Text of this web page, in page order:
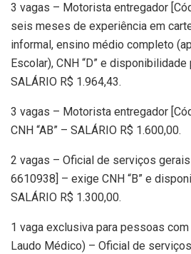
3 vagas – Motorista entregador
seis meses de experiência em
informal, ensino médio completo
Escolar), CNH “D” e
SALÁRIO R$ 1.964,43.
3 vagas – Motorista entregador
CNH “AB” – SALÁRIO R$ 1.600,00.
2 vagas – Oficial de serviços
6610938] – exige CNH “B” e
SALÁRIO R$ 1.300,00.
1 vaga exclusiva para pessoas
Laudo Médico) – Oficial de